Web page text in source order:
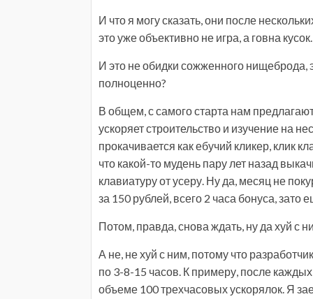
И что я могу сказать, они после
это уже объективно не игра, а говна кусок.
И это не обидки сожженного нищеброда,
полноценно?
В общем, с самого старта нам
ускоряет строительство и изучение на
прокачивается как ебучий кликер, клик
что какой-то мудень пару лет назад
клавиатуру от усеру. Ну да, месяц не
за 150 рублей, всего 2 часа бонуса, зато
Потом, правда, снова ждать, ну да хуй с
А не, не хуй с ним, потому что
по 3-8-15 часов. К примеру, после
объеме 100 трехчасовых ускорялок. Я